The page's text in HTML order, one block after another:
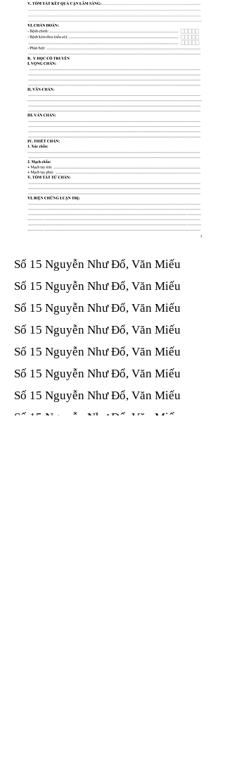
Số 15 Nguyễn Như Đổ, Văn Miếu​​​​
Số 15 Nguyễn Như Đổ, Văn Miếu​​​​
Số 15 Nguyễn Như Đổ, Văn Miếu​​​​
Số 15 Nguyễn Như Đổ, Văn Miếu​​​​
Số 15 Nguyễn Như Đổ, Văn Miếu​​​​
Số 15 Nguyễn Như Đổ, Văn Miếu​​​​
Số 15 Nguyễn Như Đổ, Văn Miếu​​​​
Số 15 Nguyễn Như Đổ, Văn Miếu​​​​